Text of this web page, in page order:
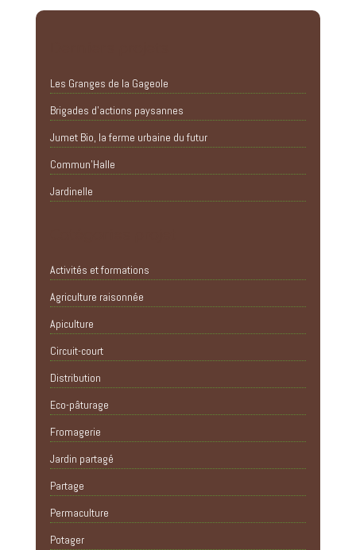
Les Granges de la Gageole
Brigades d’actions paysannes
Jumet Bio, la ferme urbaine du futur
Commun’Halle
Jardinelle
Activités et formations
Agriculture raisonnée
Apiculture
Circuit-court
Distribution
Eco-pâturage
Fromagerie
Jardin partagé
Partage
Permaculture
Potager